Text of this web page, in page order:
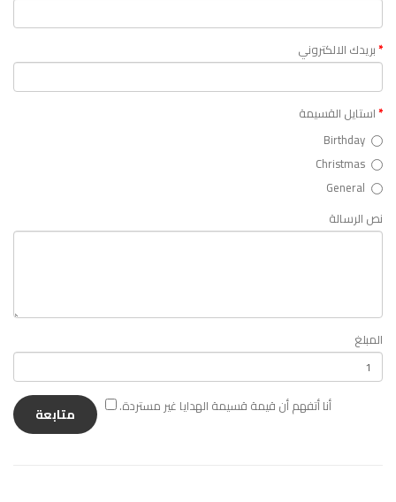
بريدك الالكتروني
استايل القسيمة
Birthday
Christmas
General
نص الرسالة
المبلغ
أنا أتفهم أن قيمة قسيمة الهدايا غير مستردة.